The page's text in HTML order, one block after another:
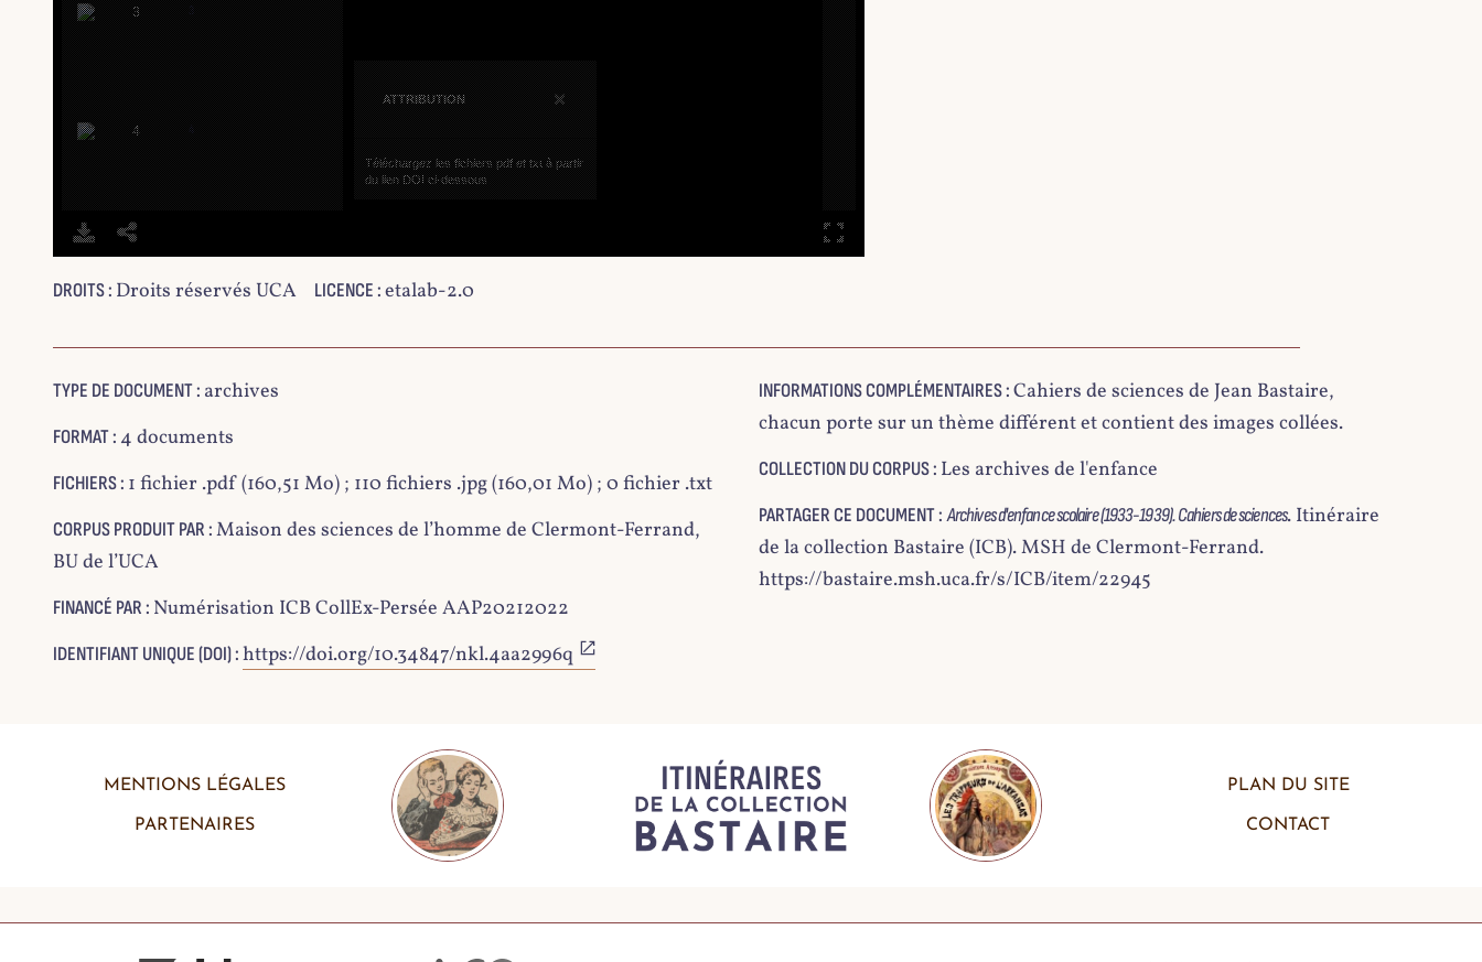
ATTRIBUTION ×
Téléchargez les fichiers pdf et txt à partir
du lien DOI ci-dessous.
3
4
7
8
DROITS : Droits réservés UCA LICENCE :etalab-2.0
TYPE DE DOCUMENT : archives
FORMAT : 4 documents
FICHIERS : 1 fichier .pdf (160,51 Mo) ; 110 fichiers .jpg (160,01 Mo) ; 0 fichier .txt
CORPUS PRODUIT PAR :Maison des sciences de l’homme de Clermont-Ferrand,
BU de l’UCA
FINANCÉ PAR : Numérisation ICB CollEx-Persée AAP20212022
IDENTIFIANT UNIQUE (DOI) :https://doi.org/10.34847/nkl.4aa2996q
INFORMATIONS COMPLÉMENTAIRES :Cahiers de sciences de Jean Bastaire,
chacun porte sur un thème différent et contient des images collées.
COLLECTION DU CORPUS : Les archives de l'enfance
PARTAGER CE DOCUMENT : Archives d'enfance scolaire (1933-1939). Cahiers de sciences. Itinéraire
de la collection Bastaire (ICB). MSH de Clermont-Ferrand.
https://bastaire.msh.uca.fr/s/ICB/item/22945
MENTIONS LÉGALES
PARTENAIRES
PLAN DU SITE
CONTACT